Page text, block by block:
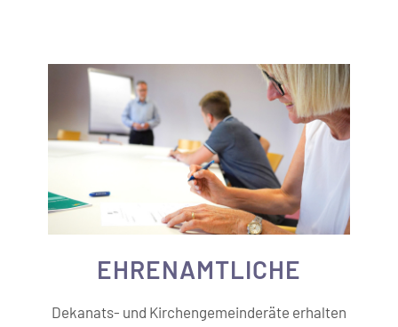
EHREN­AMTLICHE
Dekanats- und Kirchengemeinderäte erhalten